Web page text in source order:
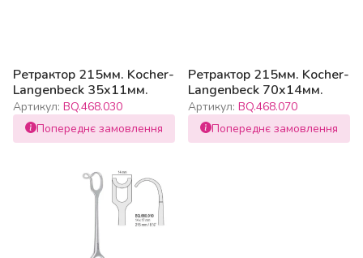
Ретрактор 215мм. Kocher-
Langenbeck 35x11мм.
Артикул: BQ.468.030
Попереднє замовлення
Ретрактор 215мм. Kocher-
Langenbeck 70x14мм.
Артикул: BQ.468.070
Попереднє замовлення